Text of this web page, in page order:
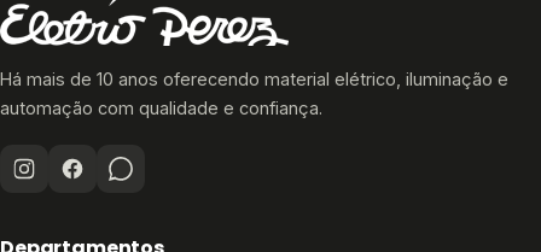
Há mais de 10 anos oferecendo material elétrico, iluminação e
automação com qualidade e confiança.